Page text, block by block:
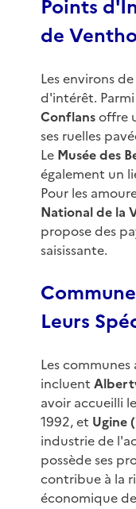
Points
de
Les environs
d'intérêt. Parmi
Conflansoffre
ses ruelles
Le Musée des
également un
Pour les
National de la
propose des
saisissante.
Leurs
Les
incluent
avoir accueilli
1992, et Ugine
industrie de
possède ses
contribue à la
économique